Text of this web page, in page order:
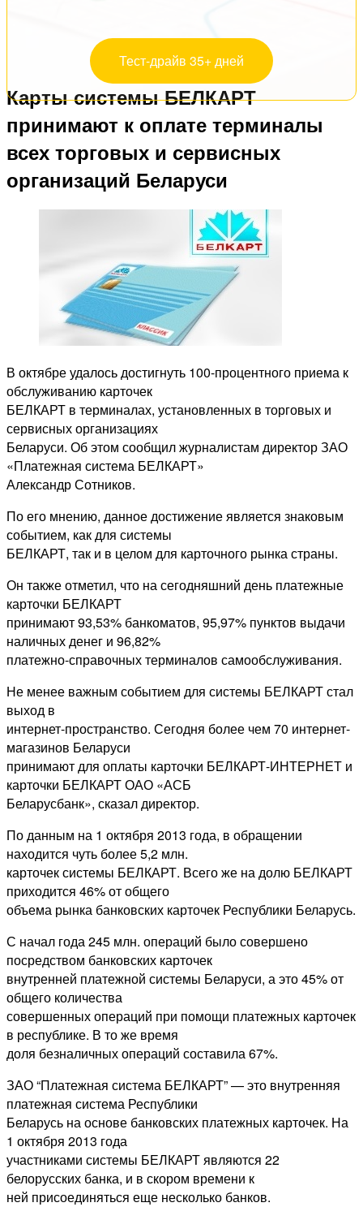
Тест-драйв 35+ дней
Карты системы БЕЛКАРТ
принимают к оплате терминалы
всех торговых и сервисных
организаций Беларуси
В октябре удалось достигнуть 100-процентного приема к
обслуживанию карточек
БЕЛКАРТ в терминалах, установленных в торговых и
сервисных организациях
Беларуси. Об этом сообщил журналистам директор ЗАО
«Платежная система БЕЛКАРТ»
Александр Сотников.
По его мнению, данное достижение является знаковым
событием, как для системы
БЕЛКАРТ, так и в целом для карточного рынка страны.
Он также отметил, что на сегодняшний день платежные
карточки БЕЛКАРТ
принимают 93,53% банкоматов, 95,97% пунктов выдачи
наличных денег и 96,82%
платежно-справочных терминалов самообслуживания.
Не менее важным событием для системы БЕЛКАРТ стал
выход в
интернет-пространство. Сегодня более чем 70 интернет-
магазинов Беларуси
принимают для оплаты карточки БЕЛКАРТ-ИНТЕРНЕТ и
карточки БЕЛКАРТ ОАО «АСБ
Беларусбанк», сказал директор.
По данным на 1 октября 2013 года, в обращении
находится чуть более 5,2 млн.
карточек системы БЕЛКАРТ. Всего же на долю БЕЛКАРТ
приходится 46% от общего
объема рынка банковских карточек Республики Беларусь.
С начал года 245 млн. операций было совершено
посредством банковских карточек
внутренней платежной системы Беларуси, а это 45% от
общего количества
совершенных операций при помощи платежных карточек
в республике. В то же время
доля безналичных операций составила 67%.
ЗАО “Платежная система БЕЛКАРТ” — это внутренняя
платежная система Республики
Беларусь на основе банковских платежных карточек. На
1 октября 2013 года
участниками системы БЕЛКАРТ являются 22
белорусских банка, и в скором времени к
ней присоединяться еще несколько банков.